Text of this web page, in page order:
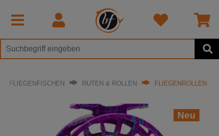
FLIEGENFISCHEN RUTEN & ROLLEN FLIEGENROLLEN
Neu